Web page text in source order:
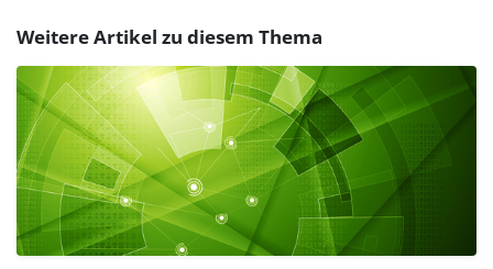
Weitere Artikel zu diesem Thema